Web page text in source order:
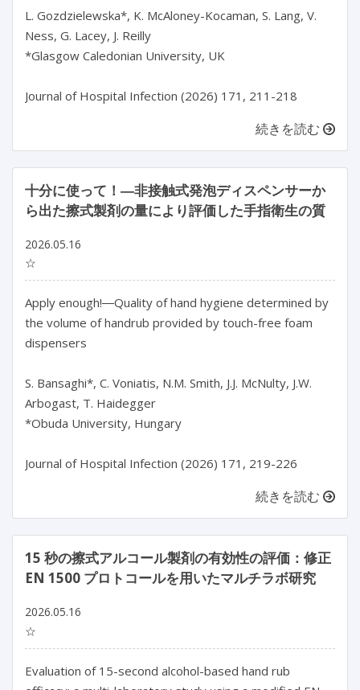
L. Gozdzielewska*, K. McAloney-Kocaman, S. Lang, V.
Ness, G. Lacey, J. Reilly
*Glasgow Caledonian University, UK
続きを読む
十分に使って！―非接触式発泡ディスペンサーか
ら出た擦式製剤の量により評価した手指衛生の質
2026.05.16
☆
Apply enough!―Quality of hand hygiene determined by
the volume of handrub provided by touch-free foam
dispensers
S. Bansaghi*, C. Voniatis, N.M. Smith, J.J. McNulty, J.W.
Arbogast, T. Haidegger
*Obuda University, Hungary
続きを読む
15 秒の擦式アルコール製剤の有効性の評価：修正
EN 1500 プロトコールを用いたマルチラボ研究
2026.05.16
☆
Evaluation of 15-second alcohol-based hand rub